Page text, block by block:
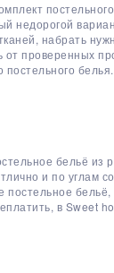
недорогой
набрать
от проверенных
белья.
бельё из
и по углам
постельное
в Sweet